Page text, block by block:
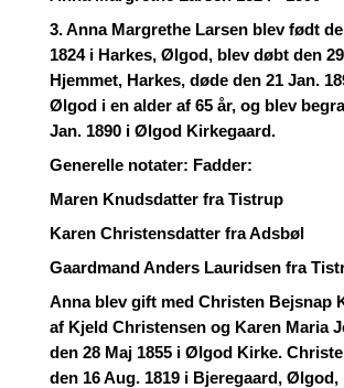
3. Anna Margrethe Larsen blev født
1824 i Harkes, Ølgod, blev døbt den
Hjemmet, Harkes, døde den 21 Jan.
Ølgod i en alder af 65 år, og blev
Jan. 1890 i Ølgod Kirkegaard.
Generelle notater: Fadder:
Maren Knudsdatter fra Tistrup
Karen Christensdatter fra Adsbøl
Gaardmand Anders Lauridsen fra
Anna blev gift med Christen Bejsnap
af Kjeld Christensen og Karen Maria
den 28 Maj 1855 i Ølgod Kirke.
den 16 Aug. 1819 i Bjeregaard,